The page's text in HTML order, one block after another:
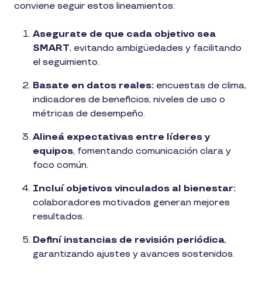
conviene seguir estos lineamientos:
Asegurate de que cada objetivo sea
SMART, evitando ambigüedades y facilitando
el seguimiento.
Basate en datos reales: encuestas de clima,
indicadores de beneficios, niveles de uso o
métricas de desempeño.
Alineá expectativas entre líderes y
equipos, fomentando comunicación clara y
foco común.
Incluí objetivos vinculados al bienestar:
colaboradores motivados generan mejores
resultados.
Definí instancias de revisión periódica,
garantizando ajustes y avances sostenidos.